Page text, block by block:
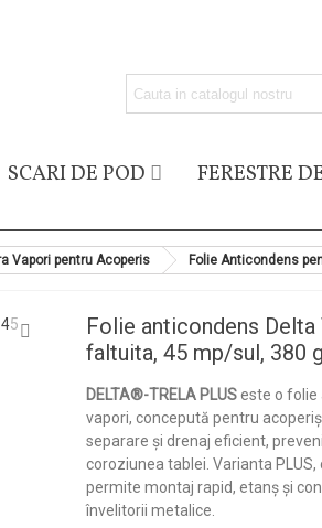
SCARI DE POD FERESTRE
Vapori pentru Acoperis Folie Anticondens
Folie anticondens Delta
faltuita, 45 mp/sul, 380
DELTA®-TRELA PLUSeste o folie
vapori, concepută pentru
separare și drenaj eficient,
coroziunea tablei. Varianta
permite montaj rapid, etanș și
învelitorii metalice.